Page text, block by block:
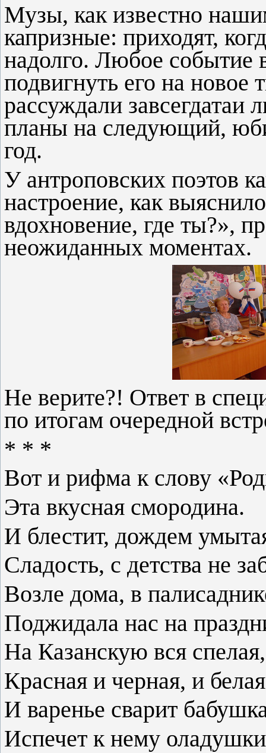
Музы, как известно
капризные: приходят,
надолго. Любое событие
подвигнуть его на новое
рассуждали завсегдатаи
планы на следующий,
год.
У антроповских поэтов
настроение, как
вдохновение, где ты?»,
неожиданных моментах.
Не верите?! Ответ в
по итогам очередной
* * *
Вот и рифма к слову
Эта вкусная смородина.
И блестит, дождем
Сладость, с детства не
Возле дома, в
Поджидала нас на
На Казанскую вся спелая,
Красная и черная, и
И варенье сварит
Испечет к нему